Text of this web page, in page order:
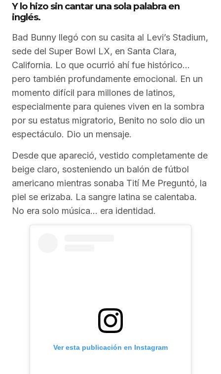
Y lo hizo sin cantar una sola palabra en
inglés.
Bad Bunny llegó con su casita al Levi’s Stadium,
sede del Super Bowl LX, en Santa Clara,
California. Lo que ocurrió ahí fue histórico…
pero también profundamente emocional. En un
momento difícil para millones de latinos,
especialmente para quienes viven en la sombra
por su estatus migratorio, Benito no solo dio un
espectáculo. Dio un mensaje.
Desde que apareció, vestido completamente de
beige claro, sosteniendo un balón de fútbol
americano mientras sonaba Tití Me Preguntó, la
piel se erizaba. La sangre latina se calentaba.
No era solo música… era identidad.
Ver esta publicación en Instagram